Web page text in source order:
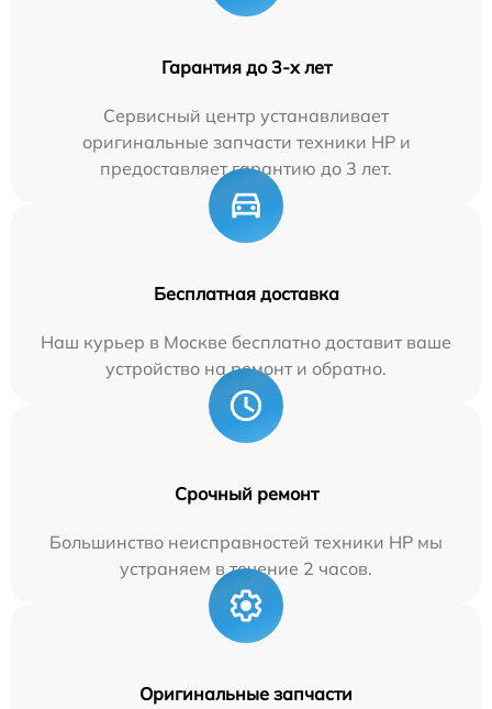
Гарантия до 3-х лет
Сервисный центр устанавливает
оригинальные запчасти техники HP и
предоставляет гарантию до 3 лет.
Бесплатная доставка
Наш курьер в Москве бесплатно доставит ваше
устройство на ремонт и обратно.
Срочный ремонт
Большинство неисправностей техники HP мы
устраняем в течение 2 часов.
Оригинальные запчасти